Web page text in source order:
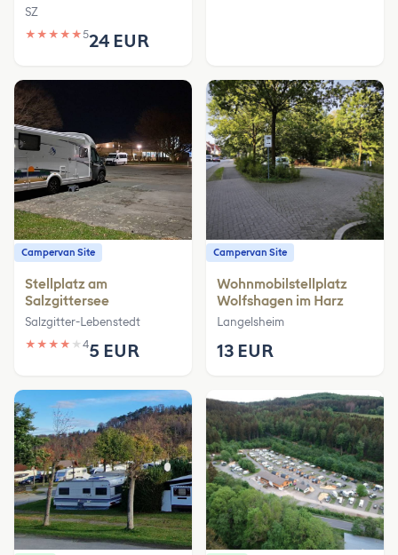
SZ
★ ★ ★ ★ ★524 EUR
Campervan Site
Stellplatz am
Salzgittersee
Salzgitter-Lebenstedt
★ ★ ★ ★ ★ 45 EUR
Campervan Site
Wohnmobilstellplatz
Wolfshagen im Harz
Langelsheim
13 EUR